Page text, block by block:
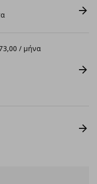
/ μήνα